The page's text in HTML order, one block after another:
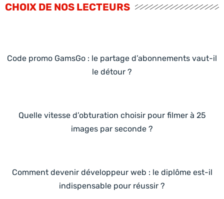
CHOIX DE NOS LECTEURS
Code promo GamsGo : le partage d’abonnements vaut-il
le détour ?
Quelle vitesse d’obturation choisir pour filmer à 25
images par seconde ?
Comment devenir développeur web : le diplôme est-il
indispensable pour réussir ?